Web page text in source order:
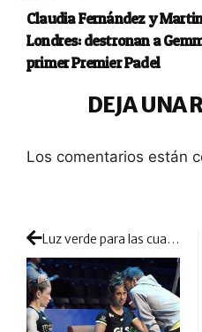
Claudia Fernández y
Londres: destronan a
primer Premier Padel
DEJA UNA
Los comentarios están
Luz verde para las cuatro cabezas de serie: Dinamarca se pone al rojo vivo